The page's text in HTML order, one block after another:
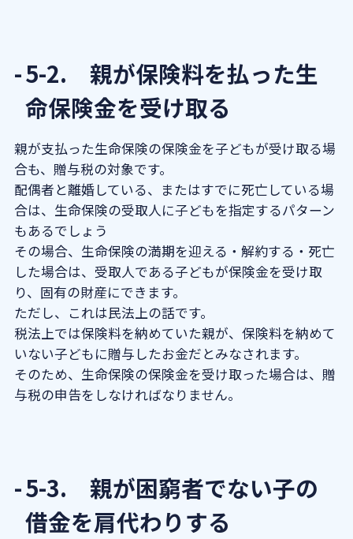
5-2. 親が保険料を払った生
命保険金を受け取る
親が支払った生命保険の保険金を子どもが受け取る場
合も、贈与税の対象です。
配偶者と離婚している、またはすでに死亡している場
合は、生命保険の受取人に子どもを指定するパターン
もあるでしょう
その場合、生命保険の満期を迎える・解約する・死亡
した場合は、受取人である子どもが保険金を受け取
り、固有の財産にできます。
ただし、これは民法上の話です。
税法上では保険料を納めていた親が、保険料を納めて
いない子どもに贈与したお金だとみなされます。
そのため、生命保険の保険金を受け取った場合は、贈
与税の申告をしなければなりません。
5-3. 親が困窮者でない子の
借金を肩代わりする